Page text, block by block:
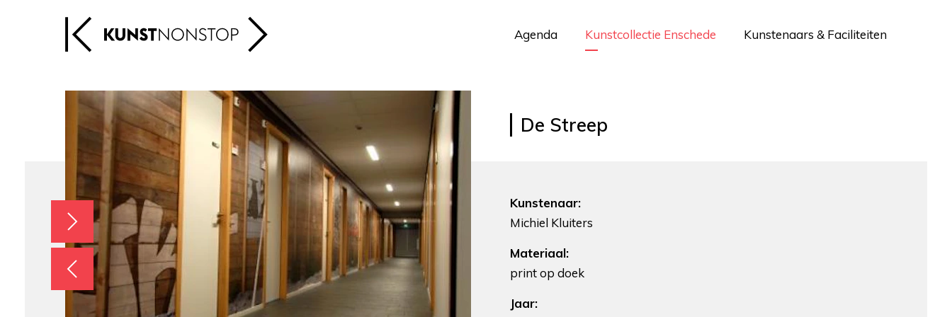
Agenda Kunstcollectie Enschede Kunstenaars & Faciliteiten
De Streep
Kunstenaar:
Michiel Kluiters
Materiaal:
print op doek
Jaar: